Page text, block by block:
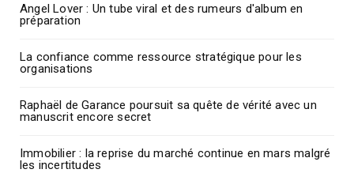
Angel Lover : Un tube viral et des rumeurs d'album en
préparation
La confiance comme ressource stratégique pour les
organisations
Raphaël de Garance poursuit sa quête de vérité avec un
manuscrit encore secret
Immobilier : la reprise du marché continue en mars malgré
les incertitudes